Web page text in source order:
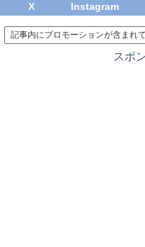
X Instagram
記事内にプロモーションが含まれて
スポ